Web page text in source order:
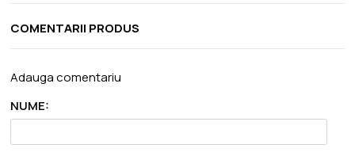
COMENTARII PRODUS
Adauga comentariu
NUME: